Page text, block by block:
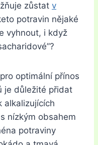
zůstat v
potravin nějaké
vyhnout, i když
optimální přínos
je důležité přidat
alkalizujících
nízkým obsahem
potraviny